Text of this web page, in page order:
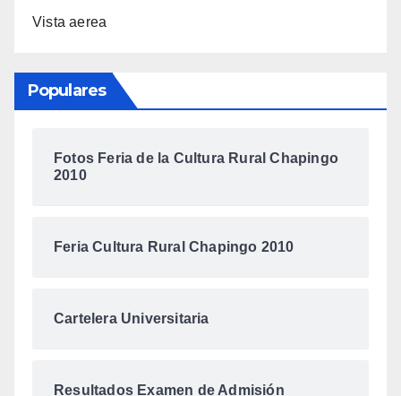
Vista aerea
Populares
Fotos Feria de la Cultura Rural Chapingo
2010
Feria Cultura Rural Chapingo 2010
Cartelera Universitaria
Resultados Examen de Admisión